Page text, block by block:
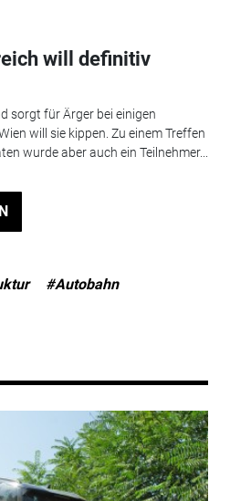
will definitiv
sorgt für Ärger bei einigen
will sie kippen. Zu einem Treffen
wurde aber auch ein Teilnehmer...
#Autobahn